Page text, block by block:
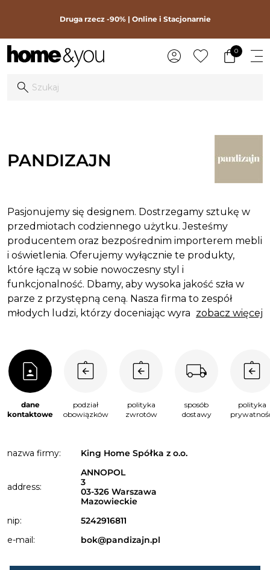
Druga rzecz -90% | Online i Stacjonarnie
0
PANDIZAJN
Pasjonujemy się designem. Dostrzegamy sztukę w
przedmiotach codziennego użytku. Jesteśmy
producentem oraz bezpośrednim importerem mebli
i oświetlenia. Oferujemy wyłącznie te produkty,
które łączą w sobie nowoczesny styl i
funkcjonalność. Dbamy, aby wysoka jakość szła w
parze z przystępną ceną. Nasza firma to zespół
młodych ludzi, którzy doceniając wyrafinowany styl,
produkt. Pragniemy dzielić się naszą pasją i
zamiłowaniem do piękna oraz designu. Oferujemy
produkty nowoczesne, ale jednocześnie
funkcjonalne. Wyróżniają nas oryginalne wzory oraz
kolorystyka. Zapewniamy nie tylko wysoką jakość, ale
zobacz więcej
dane
kontaktowe
podział
obowiązków
polityka
zwrotów
sposób
dostawy
polityka
nazwa firmy: King Home Spółka z o.o.
address:
ANNOPOL
3
03-326 Warszawa
Mazowieckie
nip:
5242916811
e-mail:
bok@pandizajn.pl